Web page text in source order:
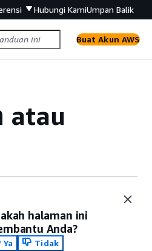
Hubungi KamiUmpan Balik
Buat Akun AWS
atau
halaman ini
Anda?
Ya
Tidak